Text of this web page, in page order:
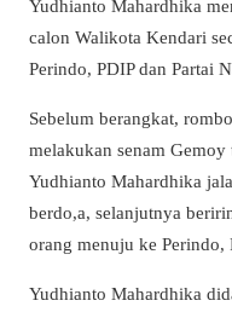
Yudhianto Mahardhika
calon Walikota Kendari
Perindo, PDIP dan Partai
Sebelum berangkat,
melakukan senam
Yudhianto Mahardhika
berdo,a, selanjutnya
orang menuju ke Perindo,
Yudhianto Mahardhika